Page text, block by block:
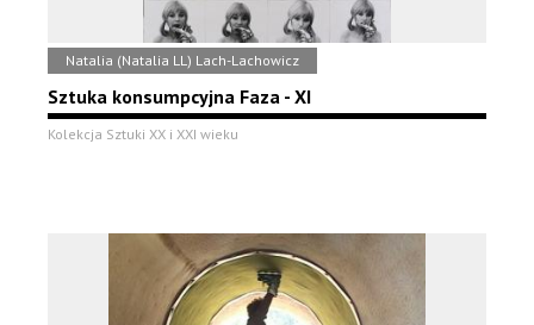
Natalia (Natalia LL) Lach-Lachowicz
Sztuka konsumpcyjna Faza - XI
Kolekcja Sztuki XX i XXI wieku